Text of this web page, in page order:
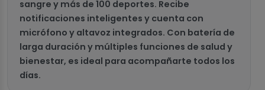
sangre y más de 100 deportes. Recibe
notificaciones inteligentes y cuenta con
micrófono y altavoz integrados. Con batería de
larga duración y múltiples funciones de salud y
bienestar, es ideal para acompañarte todos los
días.